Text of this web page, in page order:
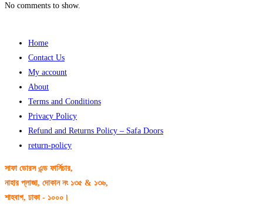
No comments to show.
Home
Contact Us
My account
About
Terms and Conditions
Privacy Policy
Refund and Returns Policy – Safa Doors
return-policy
সাফা ডোরস এন্ড ফার্নিচার,
নাহার প্লাজা, দোকান নং ১৩৫ & ১৩৬,
শাহবাগ, ঢাকা - ১০০০।